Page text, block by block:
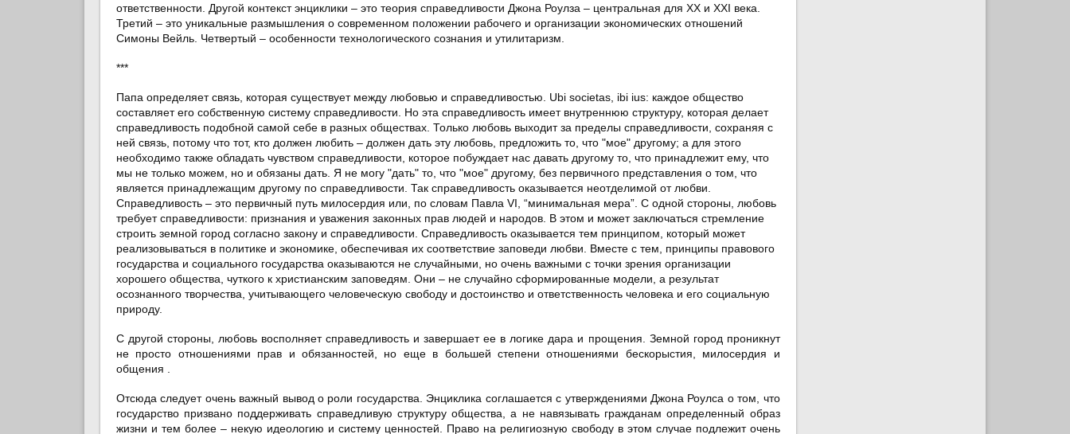
ответственности. Другой контекст энциклики – это теория справедливости Джона Роулза – центральная для ХХ и ХХI века.
Третий – это уникальные размышления о современном положении рабочего и организации экономических отношений
Симоны Вейль. Четвертый – особенности технологического сознания и утилитаризм.
***
Папа определяет связь, которая существует между любовью и справедливостью. Ubi societas, ibi ius: каждое общество
составляет его собственную систему справедливости. Но эта справедливость имеет внутреннюю структуру, которая делает
справедливость подобной самой себе в разных обществах. Только любовь выходит за пределы справедливости, сохраняя с
ней связь, потому что тот, кто должен любить – должен дать эту любовь, предложить то, что "мое" другому; а для этого
необходимо также обладать чувством справедливости, которое побуждает нас давать другому то, что принадлежит ему, что
мы не только можем, но и обязаны дать. Я не могу "дать" то, что "мое" другому, без первичного представления о том, что
является принадлежащим другому по справедливости. Так справедливость оказывается неотделимой от любви.
Справедливость – это первичный путь милосердия или, по словам Павла VI, “минимальная мера”. С одной стороны, любовь
требует справедливости: признания и уважения законных прав людей и народов. В этом и может заключаться стремление
строить земной город согласно закону и справедливости. Справедливость оказывается тем принципом, который может
реализовываться в политике и экономике, обеспечивая их соответствие заповеди любви. Вместе с тем, принципы правового
государства и социального государства оказываются не случайными, но очень важными с точки зрения организации
хорошего общества, чуткого к христианским заповедям. Они – не случайно сформированные модели, а результат
осознанного творчества, учитывающего человеческую свободу и достоинство и ответственность человека и его социальную
природу.
С другой стороны, любовь восполняет справедливость и завершает ее в логике дара и прощения. Земной город проникнут
не просто отношениями прав и обязанностей, но еще в большей степени отношениями бескорыстия, милосердия и
общения .
Отсюда следует очень важный вывод о роли государства. Энциклика соглашается с утверждениями Джона Роулса о том, что
государство призвано поддерживать справедливую структуру общества, а не навязывать гражданам определенный образ
жизни и тем более – некую идеологию и систему ценностей. Право на религиозную свободу в этом случае подлежит очень